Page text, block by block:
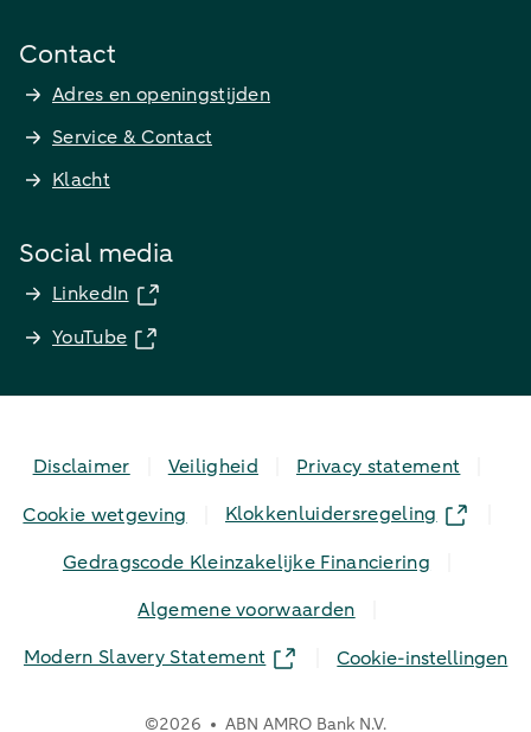
Contact
Adres en openingstijden
Service & Contact
Klacht
Social media
LinkedIn
YouTube
Disclaimer Veiligheid
Privacy statement
Cookie wetgeving
Klokkenluidersregeling
Gedragscode Kleinzakelijke Financiering
Algemene voorwaarden
Modern Slavery Statement
Cookie-instellingen
©2026 ABN AMRO Bank N.V.